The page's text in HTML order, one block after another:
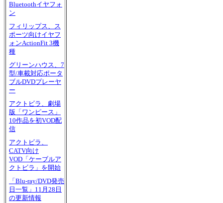
Bluetoothイヤフォ
ン
フィリップス、ス
ポーツ向けイヤフ
ォンActionFit 3機
種
グリーンハウス、7
型/車載対応ポータ
ブルDVDプレーヤ
ー
アクトビラ、劇場
版「ワンピース」
10作品を初VOD配
信
アクトビラ、
CATV向け
VOD「ケーブルア
クトビラ」を開始
「Blu-ray/DVD発売
日一覧」11月28日
の更新情報